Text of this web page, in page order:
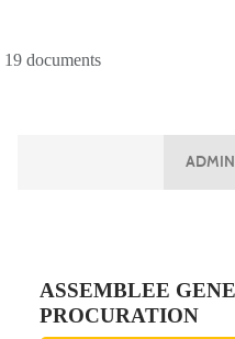
19 documents
ASSEMBLEE
PROCURATION